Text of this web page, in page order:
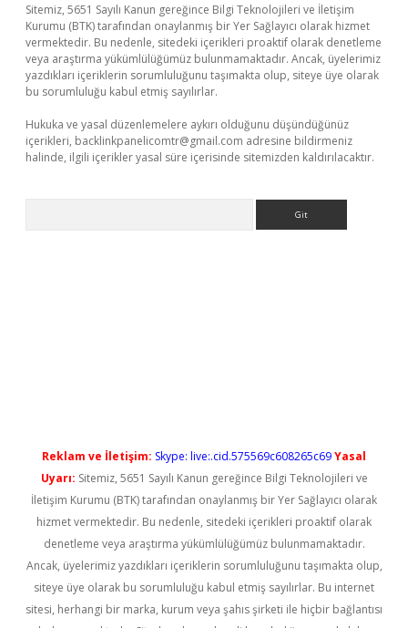
Sitemiz, 5651 Sayılı Kanun gereğince Bilgi Teknolojileri ve İletişim
Kurumu (BTK) tarafından onaylanmış bir Yer Sağlayıcı olarak hizmet
vermektedir. Bu nedenle, sitedeki içerikleri proaktif olarak denetleme
veya araştırma yükümlülüğümüz bulunmamaktadır. Ancak, üyelerimiz
yazdıkları içeriklerin sorumluluğunu taşımakta olup, siteye üye olarak
bu sorumluluğu kabul etmiş sayılırlar.
Hukuka ve yasal düzenlemelere aykırı olduğunu düşündüğünüz
içerikleri, backlinkpanelicomtr@gmail.com adresine bildirmeniz
halinde, ilgili içerikler yasal süre içerisinde sitemizden kaldırılacaktır.
Reklam ve İletişim: Skype: live:.cid.575569c608265c69Yasal
Uyarı: Sitemiz, 5651 Sayılı Kanun gereğince Bilgi Teknolojileri ve
İletişim Kurumu (BTK) tarafından onaylanmış bir Yer Sağlayıcı olarak
hizmet vermektedir. Bu nedenle, sitedeki içerikleri proaktif olarak
denetleme veya araştırma yükümlülüğümüz bulunmamaktadır.
Ancak, üyelerimiz yazdıkları içeriklerin sorumluluğunu taşımakta olup,
siteye üye olarak bu sorumluluğu kabul etmiş sayılırlar. Bu internet
sitesi, herhangi bir marka, kurum veya şahıs şirketi ile hiçbir bağlantısı